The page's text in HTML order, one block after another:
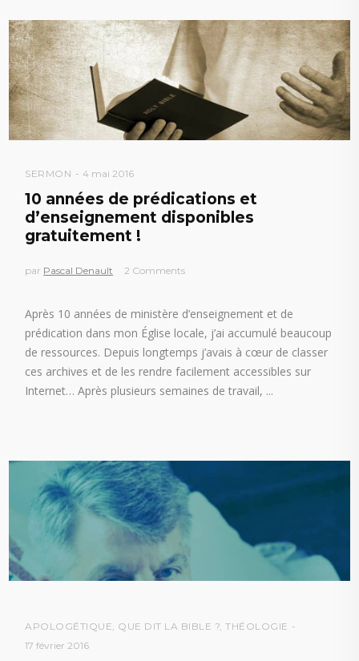
SERMON 4 mai 2016
10 années de prédications et
d’enseignement disponibles
gratuitement !
par Pascal Denault 2 Comments
Après 10 années de ministère d’enseignement et de
prédication dans mon Église locale, j’ai accumulé beaucoup
de ressources. Depuis longtemps j’avais à cœur de classer
ces archives et de les rendre facilement accessibles sur
Internet… Après plusieurs semaines de travail,
APOLOGÉTIQUE, QUE DIT LA BIBLE ?,THÉOLOGIE
17 février 2016